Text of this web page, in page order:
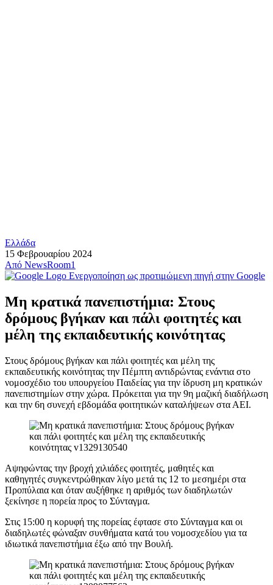
Ελλάδα
15 Φεβρουαρίου 2024
Από NewsRoom1
Ενεργοποίηση ως προτιμώμενη πηγή στην Google
Μη κρατικά πανεπιστήμια: Στους
δρόμους βγήκαν και πάλι φοιτητές και
μέλη της εκπαιδευτικής κοινότητας
Στους δρόμους βγήκαν και πάλι φοιτητές και μέλη της
εκπαιδευτικής κοινότητας την Πέμπτη αντιδρώντας ενάντια στο
νομοσχέδιο του υπουργείου Παιδείας για την ίδρυση μη κρατικών
πανεπιστημίων στην χώρα. Πρόκειται για την 9η μαζική διαδήλωση
και την 6η συνεχή εβδομάδα φοιτητικών καταλήψεων στα ΑΕΙ.
Αψηφώντας την βροχή χιλιάδες φοιτητές, μαθητές και
καθηγητές συγκεντρώθηκαν λίγο μετά τις 12 το μεσημέρι στα
Προπύλαια και όταν αυξήθηκε η αριθμός των διαδηλωτών
ξεκίνησε η πορεία προς το Σύνταγμα.
Στις 15:00 η κορυφή της πορείας έφτασε στο Σύνταγμα και οι
διαδηλωτές φώναξαν συνθήματα κατά του νομοσχεδίου για τα
ιδιωτικά πανεπιστήμια έξω από την Βουλή.